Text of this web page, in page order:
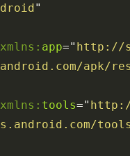
droid "
xmlns: app=" http://
android.com/apk/
xmlns: tools="
s.android.com/tools